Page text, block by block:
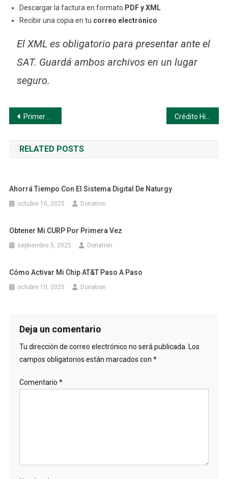
Descargar la factura en formato PDF y XML
Recibir una copia en tu correo electrónico
El XML es obligatorio para presentar ante el
SAT. Guardá ambos archivos en un lugar
seguro.
Navegación
de
entradas
Primer paso para obtener tu casa con un crédito hipotecario
RELATED POSTS
Ahorrá Tiempo Con El Sistema Digital De Naturgy
octubre 10, 2025 Donation
Obtener Mi CURP Por Primera Vez
septiembre 5, 2025 Donation
Cómo Activar Mi Chip AT&T Paso A Paso
octubre 10, 2025 Donation
Deja un comentario
Tu dirección de correo electrónico no será publicada. Los
campos obligatorios están marcados con *
Comentario *